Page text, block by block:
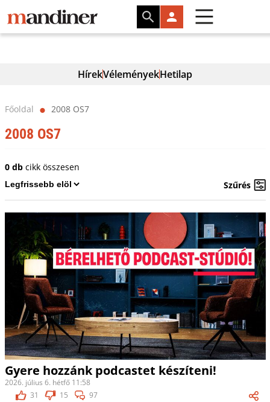
HírekVéleményekHetilap
Főoldal ⬤ 2008 OS7
2008 OS7
0 dbcikk összesen
Szűrés
Gyere hozzánk podcastet készíteni!
2026. július 6. hétfő 11:58
31
15 97